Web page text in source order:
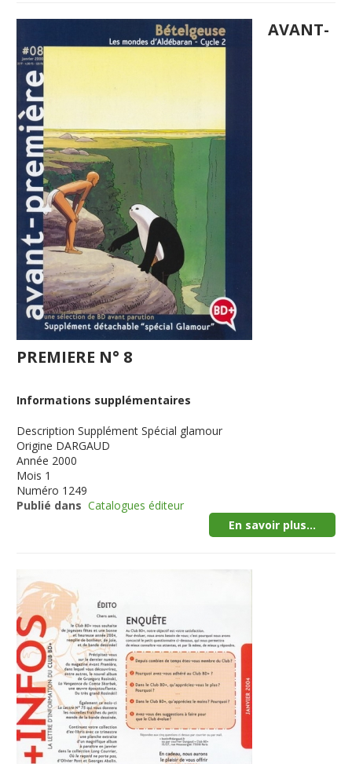
AVANT-
PREMIERE N° 8
Informations supplémentaires
Description Supplément Spécial glamour
Origine DARGAUD
Année 2000
Mois 1
Numéro 1249
Publié dans Catalogues éditeur
En savoir plus...